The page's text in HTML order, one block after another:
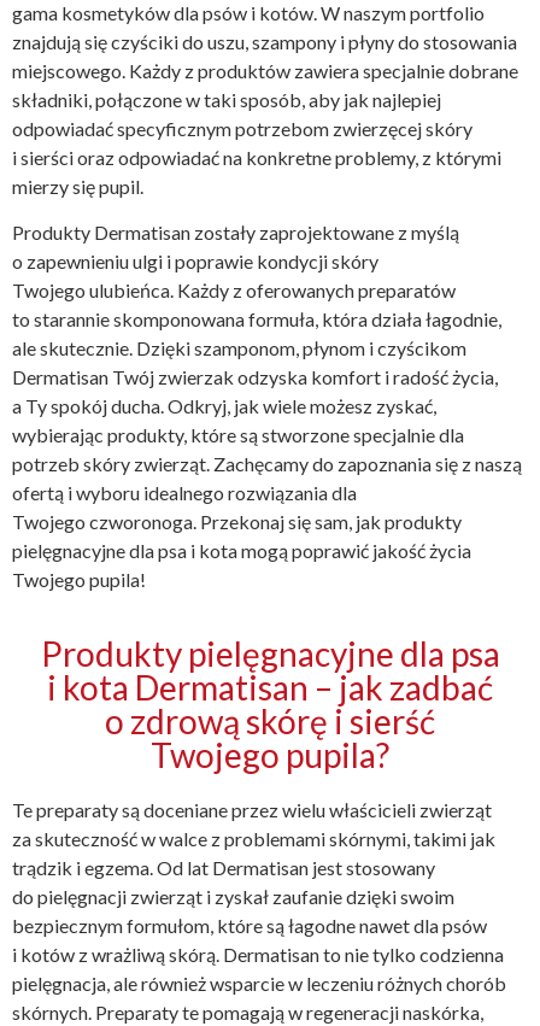
gama kosmetyków dla psów i kotów. W naszym portfolio
znajdują się czyściki do uszu, szampony i płyny do stosowania
miejscowego. Każdy z produktów zawiera specjalnie dobrane
składniki, połączone w taki sposób, aby jak najlepiej
odpowiadać specyficznym potrzebom zwierzęcej skóry
i sierści oraz odpowiadać na konkretne problemy, z którymi
mierzy się pupil.
Produkty Dermatisan zostały zaprojektowane z myślą
o zapewnieniu ulgi i poprawie kondycji skóry
Twojego ulubieńca. Każdy z oferowanych preparatów
to starannie skomponowana formuła, która działa łagodnie,
ale skutecznie. Dzięki szamponom, płynom i czyścikom
Dermatisan Twój zwierzak odzyska komfort i radość życia,
a Ty spokój ducha. Odkryj, jak wiele możesz zyskać,
wybierając produkty, które są stworzone specjalnie dla
potrzeb skóry zwierząt. Zachęcamy do zapoznania się z naszą
ofertą i wyboru idealnego rozwiązania dla
Twojego czworonoga. Przekonaj się sam, jak produkty
pielęgnacyjne dla psa i kota mogą poprawić jakość życia
Twojego pupila!
Produkty pielęgnacyjne dla psa
i kota Dermatisan – jak zadbać
o zdrową skórę i sierść
Twojego pupila?
Te preparaty są doceniane przez wielu właścicieli zwierząt
za skuteczność w walce z problemami skórnymi, takimi jak
trądzik i egzema. Od lat Dermatisan jest stosowany
do pielęgnacji zwierząt i zyskał zaufanie dzięki swoim
bezpiecznym formułom, które są łagodne nawet dla psów
i kotów z wrażliwą skórą. Dermatisan to nie tylko codzienna
pielęgnacja, ale również wsparcie w leczeniu różnych chorób
skórnych. Preparaty te pomagają w regeneracji naskórka,